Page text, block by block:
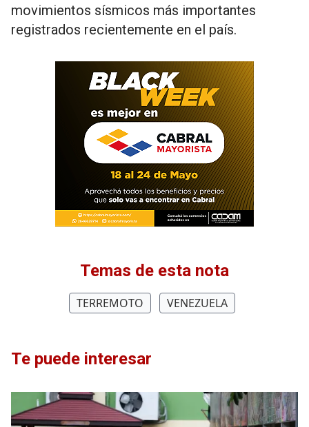
movimientos sísmicos más importantes
registrados recientemente en el país.
Temas de esta nota
TERREMOTO VENEZUELA
Te puede interesar